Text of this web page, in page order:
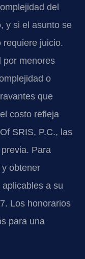
del
y si el asunto se
requiere juicio.
por menores
o
que
costo refleja
SRIS, P.C., las
Para
obtener
a su
Los honorarios
para una